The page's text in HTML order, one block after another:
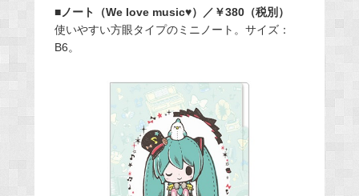
■ノート（We love music♥）／￥380（税別）
使いやすい方眼タイプのミニノート。サイズ：
B6。